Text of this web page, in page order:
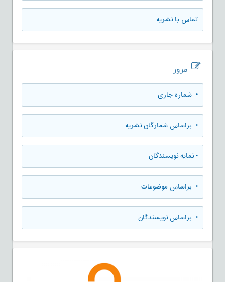
تماس با نشریه
مرور
• شماره جاری
• براساس شمارگان نشریه
•نمایه نویسندگان
• براساس موضوعات
• براساس نویسندگان